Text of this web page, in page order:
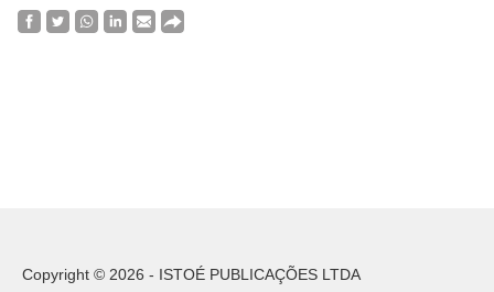
Copyright © 2026 - ISTOÉ PUBLICAÇÕES LTDA